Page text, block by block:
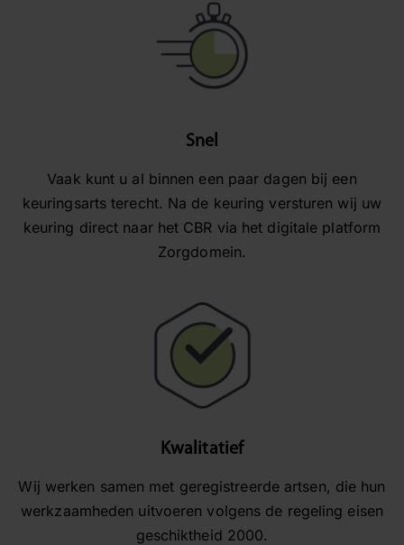
Snel
Vaak kunt u al binnen een paar dagen bij een
keuringsarts terecht. Na de keuring versturen wij uw
keuring direct naar het CBR via het digitale platform
Zorgdomein.​
Kwalitatief
Wij werken samen met geregistreerde artsen, die hun
werkzaamheden uitvoeren volgens de regeling eisen
geschiktheid 2000.​